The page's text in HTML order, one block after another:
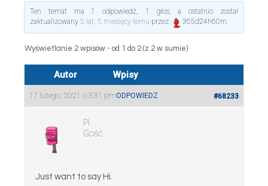
Ten temat ma 1 odpowiedź, 1 głos, a ostatnio został
zaktualizowany 5 lat, 5 miesięcy temu przez 365d24h60m.
Wyświetlanie 2 wpisów - od 1 do 2 (z 2 w sumie)
Autor Wpisy
17 lutego, 2021 o 3:31 pm #68233
ODPOWIEDZ
PI
Gość
Just want to say Hi.